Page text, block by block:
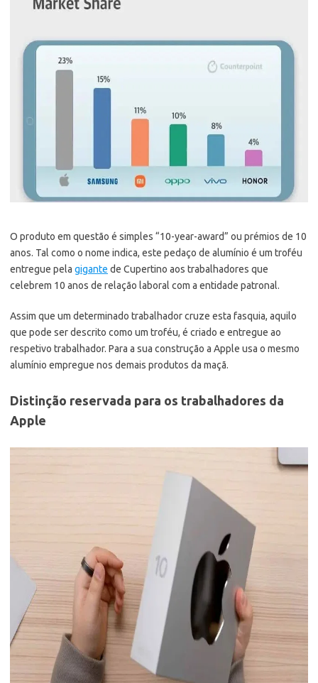
O produto em questão é simples “10-year-award” ou prémios de 10
anos. Tal como o nome indica, este pedaço de alumínio é um troféu
entregue pela gigante de Cupertino aos trabalhadores que
celebrem 10 anos de relação laboral com a entidade patronal.
Assim que um determinado trabalhador cruze esta fasquia, aquilo
que pode ser descrito como um troféu, é criado e entregue ao
respetivo trabalhador. Para a sua construção a Apple usa o mesmo
alumínio empregue nos demais produtos da maçã.
Distinção reservada para os trabalhadores da
Apple